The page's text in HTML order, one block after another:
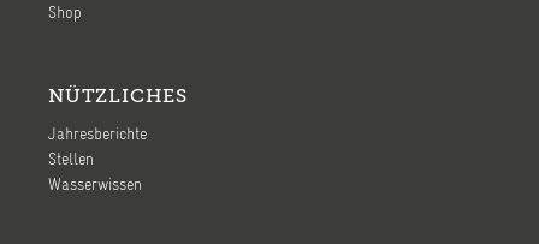
Shop
NÜTZLICHES
Jahresberichte
Stellen
Wasserwissen